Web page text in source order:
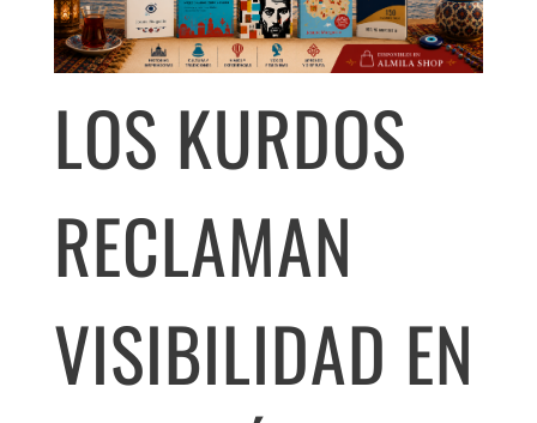
LOS KURDOS
RECLAMAN
VISIBILIDAD EN